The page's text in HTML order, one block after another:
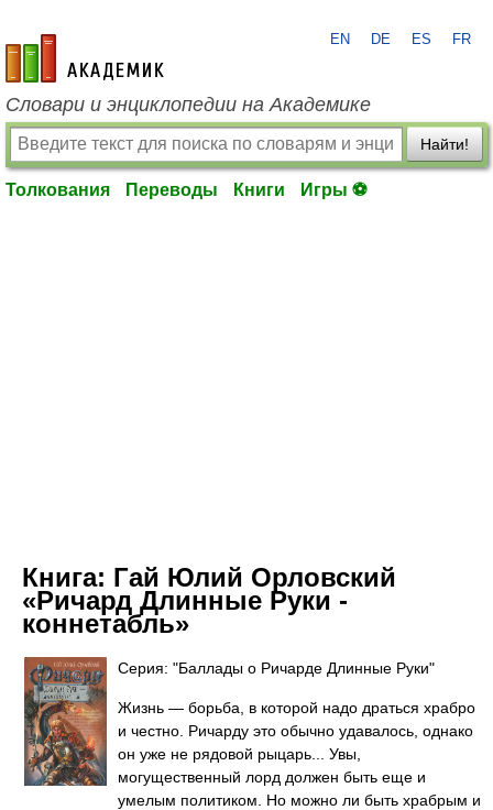
academic.ru
EN DE ES FR
Словари и энциклопедии на Академике
Найти!
Толкования Переводы Книги Игры ⚽
Книга: Гай Юлий Орловский
«Ричард Длинные Руки -
коннетабль»
Серия: "Баллады о Ричарде Длинные Руки"
Жизнь — борьба, в которой надо драться храбро
и честно. Ричарду это обычно удавалось, однако
он уже не рядовой рыцарь... Увы,
могущественный лорд должен быть еще и
умелым политиком. Но можно ли быть храбрым и